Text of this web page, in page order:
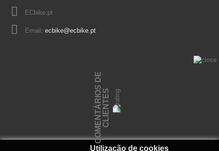
ECbike.pt
Email: ecbike@ecbike.pt
Utilização de cookies
C
O
M
E
N
T
Á
R
I
O
S
D
E
C
L
I
E
N
T
ES